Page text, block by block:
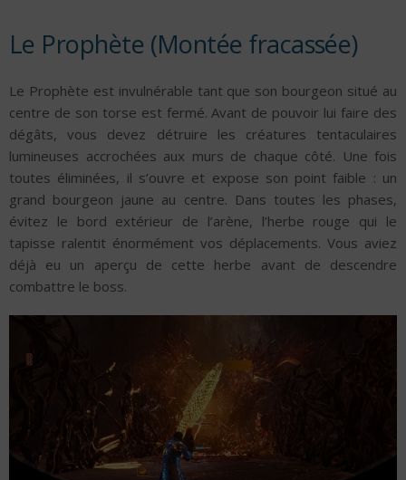
Le Prophète (Montée fracassée)
Le Prophète est invulnérable tant que son bourgeon situé au
centre de son torse est fermé. Avant de pouvoir lui faire des
dégâts, vous devez détruire les créatures tentaculaires
lumineuses accrochées aux murs de chaque côté. Une fois
toutes éliminées, il s’ouvre et expose son point faible : un
grand bourgeon jaune au centre. Dans toutes les phases,
évitez le bord extérieur de l’arène, l’herbe rouge qui le
tapisse ralentit énormément vos déplacements. Vous aviez
déjà eu un aperçu de cette herbe avant de descendre
combattre le boss.